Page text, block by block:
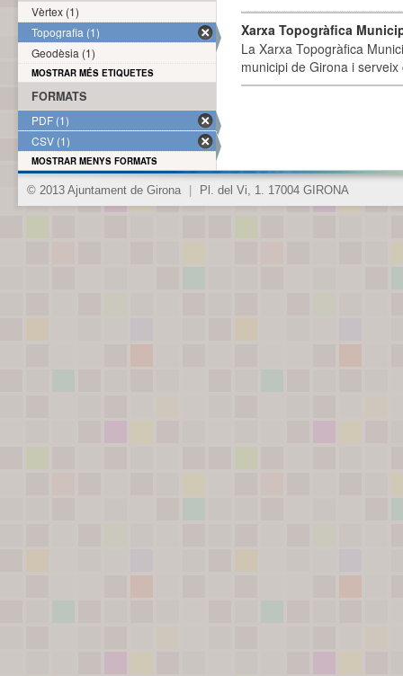
Xarxa Topogràfica
La Xarxa Topogràfica
municipi de Girona i
Vèrtex (1)
Topografia (1)
Geodèsia (1)
MOSTRAR MÉS ETIQUETES
FORMATS
PDF (1)
CSV (1)
MOSTRAR MENYS FORMATS
© 2013 Ajuntament de Girona Pl. del Vi, 1. 17004 GIRONA